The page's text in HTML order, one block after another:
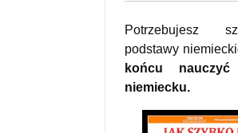
Potrzebujesz
podstawy
końcu
niemiecku.